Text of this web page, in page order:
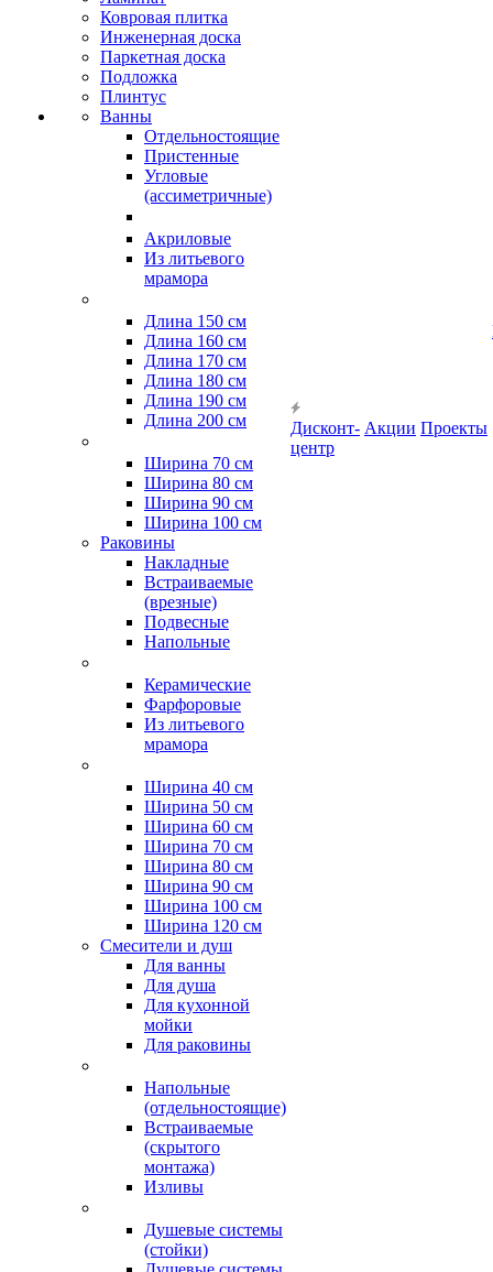
Ковровая плитка
Инженерная доска
Паркетная доска
Подложка
Плинтус
Ванны
Отдельностоящие
Пристенные
Угловые
(ассиметричные)
Акриловые
Из литьевого
мрамора
Длина 150 см
Длина 160 см
Длина 170 см
Длина 180 см
Длина 190 см
Длина 200 см
Ширина 70 см
Ширина 80 см
Ширина 90 см
Ширина 100 см
Раковины
Накладные
Встраиваемые
(врезные)
Подвесные
Напольные
Керамические
Фарфоровые
Из литьевого
мрамора
Ширина 40 см
Ширина 50 см
Ширина 60 см
Ширина 70 см
Ширина 80 см
Ширина 90 см
Ширина 100 см
Ширина 120 см
Смесители и душ
Для ванны
Для душа
Для кухонной
мойки
Для раковины
Напольные
(отдельностоящие)
Встраиваемые
(скрытого
монтажа)
Изливы
Душевые системы
(стойки)
Дисконт-
центр
Акции Проекты